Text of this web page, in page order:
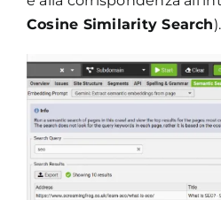
Cosine Similarity Search).